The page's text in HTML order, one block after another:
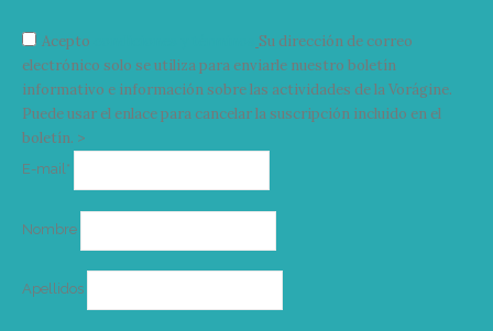
Acepto
Su dirección de correo
electrónico solo se utiliza para enviarle nuestro boletín
informativo e información sobre las actividades de la Vorágine.
Puede usar el enlace para cancelar la suscripción incluido en el
boletín. >
E-mail*
Nombre
Apellidos